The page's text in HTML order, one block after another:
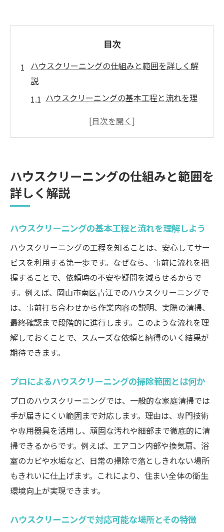
目次
ハウスクリーニングの仕組みと範囲を詳しく解
説
ハウスクリーニングの基本工程と流れを理
プロによるハウスクリーニングの掃除範囲
の特徴
ハウスクリーニングの専門技術が活きるポ
依頼前に知りたいハウスクリーニングの注
ハウスクリーニングの仕組みで安心な暮ら
しを実現
安心のハウスクリーニング利用手順を紹介
ハウスクリーニング依頼から完了までの流
れ解説
ハウスクリーニングの事前相談で確認すべ
き点
ニング手順
スムーズに進めるためのハウスクリーニン
グ予約方法
ハウスクリーニング当日の立ち合いポイン
トまとめ
ハウスクリーニング完了後の確認事項とは
ハウスクリーニングで快適な住環境を実現する
方法
ハウスクリーニングで健康的な室内環境を
ハウスクリーニングの仕組みと範囲を
詳しく解説
ハウスクリーニングの基本工程と流れを理解しよう
ハウスクリーニングの工程を知ることは、安心してサー
ビスを利用する第一歩です。なぜなら、事前に流れを把
握することで、依頼時の不安や疑問を減らせるからで
す。例えば、岡山市南区青江でのハウスクリーニングで
は、事前打ち合わせから作業内容の説明、実際の清掃、
最終確認まで段階的に進行します。このような流れを理
解しておくことで、スムーズな依頼と納得のいく結果が
期待できます。
プロによるハウスクリーニングの掃除範囲とは何か
プロのハウスクリーニングでは、一般的な家庭清掃では
手が届きにくい範囲まで対応します。理由は、専門技術
や専用器具を活用し、頑固な汚れや細部まで徹底的に清
掃できるからです。例えば、エアコン内部や換気扇、浴
室のカビや水垢など、日常の掃除で落としきれない場所
もきれいに仕上げます。これにより、住まい全体の衛生
環境向上が実現できます。
ハウスクリーニングで対応可能な場所とその特徴